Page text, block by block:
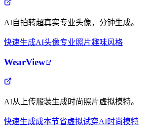
AI自拍转超真实专业头像，分钟生成。
快速生成AI头像专业照片趣味风格
WearView
AI从上传服装生成时尚照片虚拟模特。
快速生成成本节省虚拟试穿AI时尚模特